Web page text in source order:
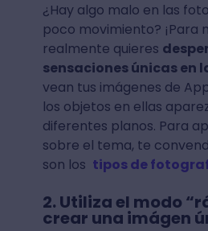
¿Hay algo malo en las
poco movimiento? ¡Para
realmente quieres
sensaciones únicas en
vean tus imágenes de
los objetos en ellas
diferentes planos. Para
sobre el tema, te
son los tipos de
2. Utiliza el modo
crear una imágen